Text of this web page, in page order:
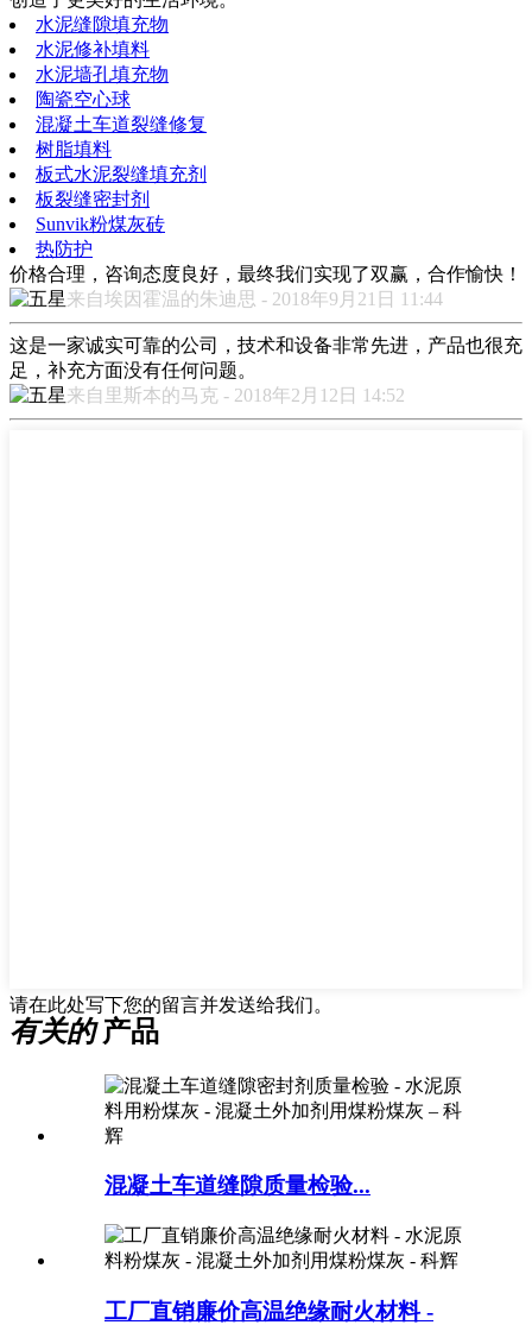
水泥缝隙填充物
水泥修补填料
水泥墙孔填充物
陶瓷空心球
混凝土车道裂缝修复
树脂填料
板式水泥裂缝填充剂
板裂缝密封剂
Sunvik粉煤灰砖
热防护
价格合理，咨询态度良好，最终我们实现了双赢，合作愉快！
来自埃因霍温的朱迪思 - 2018年9月21日 11:44
这是一家诚实可靠的公司，技术和设备非常先进，产品也很充
足，补充方面没有任何问题。
来自里斯本的马克 - 2018年2月12日 14:52
请在此处写下您的留言并发送给我们。
有关的产品
混凝土车道缝隙质量检验...
工厂直销廉价高温绝缘耐火材料 -